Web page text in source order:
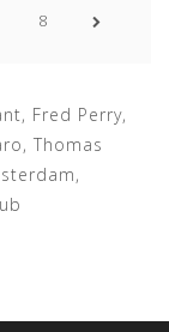
8
Fred Perry,
Thomas